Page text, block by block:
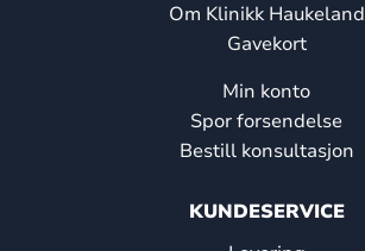
Om Klinikk Haukeland
Gavekort
Min konto
Spor forsendelse
Bestill konsultasjon
KUNDESERVICE